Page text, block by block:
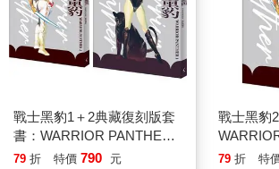
戰士黑豹1＋2典藏復刻版套
書：WARRIOR PANTHER 1
＋2
79 折 特價 790 元
戰士黑豹
79 折 特